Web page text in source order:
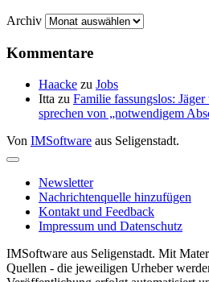
Archiv
Kommentare
Haacke zu Jobs
Itta zu Familie fassungslos:
sprechen von „notwendigem
Von IMSoftware aus Seligenstadt.
Newsletter
Nachrichtenquelle hinzufügen
Kontakt und Feedback
Impressum und Datenschutz
IMSoftware aus Seligenstadt. Mit
Quellen - die jeweiligen Urheber